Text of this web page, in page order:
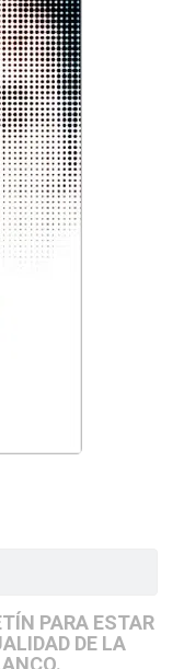
PARA ESTAR
DE LA